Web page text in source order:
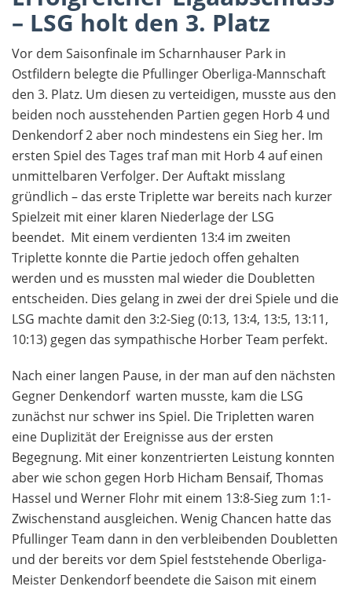
– LSG holt den 3. Platz
Vor dem Saisonfinale im Scharnhauser Park in
Ostfildern belegte die Pfullinger Oberliga-Mannschaft
den 3. Platz. Um diesen zu verteidigen, musste aus den
beiden noch ausstehenden Partien gegen Horb 4 und
Denkendorf 2 aber noch mindestens ein Sieg her. Im
ersten Spiel des Tages traf man mit Horb 4 auf einen
unmittelbaren Verfolger. Der Auftakt misslang
gründlich – das erste Triplette war bereits nach kurzer
Spielzeit mit einer klaren Niederlage der LSG
beendet. Mit einem verdienten 13:4 im zweiten
Triplette konnte die Partie jedoch offen gehalten
werden und es mussten mal wieder die Doubletten
entscheiden. Dies gelang in zwei der drei Spiele und die
LSG machte damit den 3:2-Sieg (0:13, 13:4, 13:5, 13:11,
10:13) gegen das sympathische Horber Team perfekt.
Nach einer langen Pause, in der man auf den nächsten
Gegner Denkendorf warten musste, kam die LSG
zunächst nur schwer ins Spiel. Die Tripletten waren
eine Duplizität der Ereignisse aus der ersten
Begegnung. Mit einer konzentrierten Leistung konnten
aber wie schon gegen Horb Hicham Bensaif, Thomas
Hassel und Werner Flohr mit einem 13:8-Sieg zum 1:1-
Zwischenstand ausgleichen. Wenig Chancen hatte das
Pfullinger Team dann in den verbleibenden Doubletten
und der bereits vor dem Spiel feststehende Oberliga-
Meister Denkendorf beendete die Saison mit einem